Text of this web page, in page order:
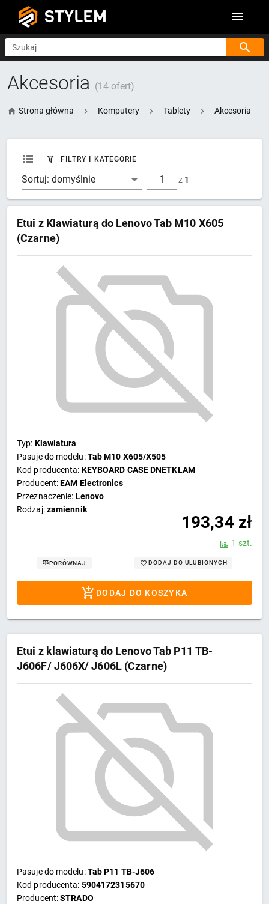
STYLEM
Szukaj
Akcesoria (14 ofert)
Strona główna Komputery Tablety Akcesoria
FILTRY I KATEGORIE
Sortuj: domyślnie z 1
Etui z Klawiaturą do Lenovo Tab M10 X605
(Czarne)
Typ: Klawiatura
Pasuje do modelu:Tab M10 X605/X505
Kod producenta: KEYBOARD CASE DNETKLAM
Producent:EAM Electronics
Przeznaczenie: Lenovo
Rodzaj:zamiennik
193,34 zł
1 szt.
PORÓWNAJ DODAJ DO ULUBIONYCH
DODAJ DO KOSZYKA
Etui z klawiaturą do Lenovo Tab P11 TB-
J606F/ J606X/ J606L (Czarne)
Pasuje do modelu:Tab P11 TB-J606
Kod producenta: 5904172315670
Producent:STRADO